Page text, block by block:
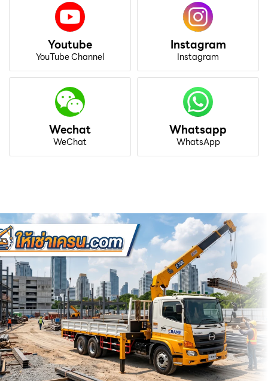
Youtube
YouTube Channel
Instagram
Instagram
Wechat
WeChat
Whatsapp
WhatsApp